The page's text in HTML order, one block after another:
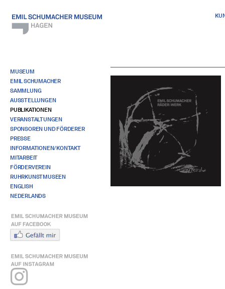
MUSEUM
EMIL SCHUMACHER
SAMMLUNG
AUSSTELLUNGEN
PUBLIKATIONEN
VERANSTALTUNGEN
SPONSOREN UND FÖRDERER
PRESSE
INFORMATIONEN/KONTAKT
MITARBEIT
FÖRDERVEREIN
RUHRKUNSTMUSEEN
ENGLISH
NEDERLANDS